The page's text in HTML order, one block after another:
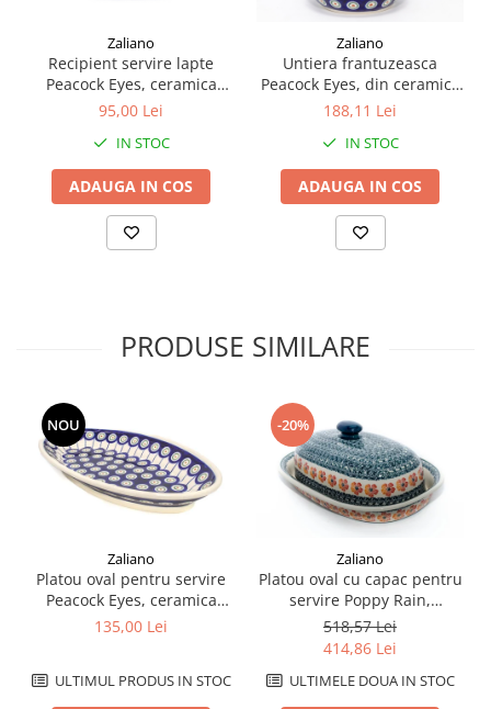
Zaliano
Recipient servire lapte
Peacock Eyes, ceramica
smaltuita, pictat manual,
95,00 Lei
IN STOC
ADAUGA IN COS
Zaliano
Untiera frantuzeasca
Peacock Eyes, din ceramica
smaltuita, pictata manual,
188,11 Lei
IN STOC
ADAUGA IN COS
PRODUSE SIMILARE
NOU
Zaliano
Platou oval pentru servire
Peacock Eyes, ceramica
smaltuita, pictat manual,
135,00 Lei
ULTIMUL PRODUS IN STOC
-20%
Zaliano
Platou oval cu capac pentru
servire Poppy Rain,
ceramica smaltuita, pictat
manual, 13,5 x 39,5 cm
518,57 Lei
414,86 Lei
ULTIMELE DOUA IN STOC